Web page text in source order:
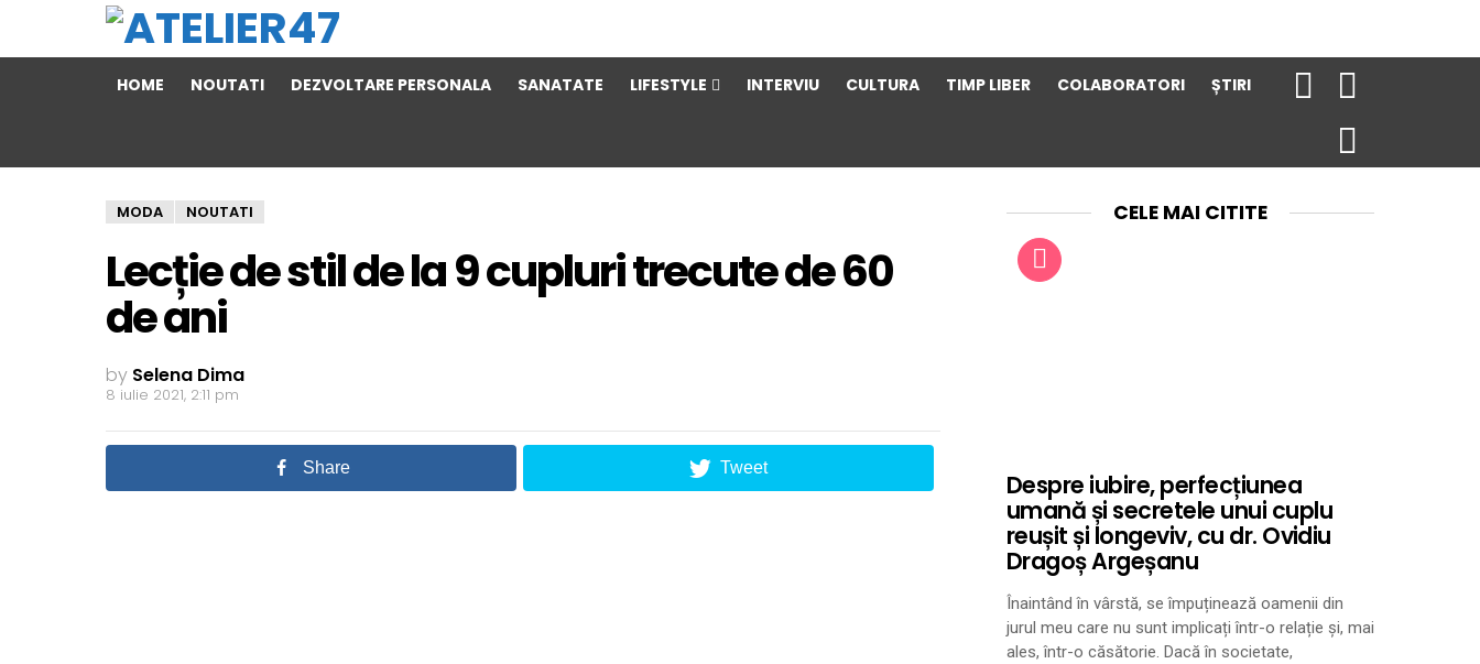
HOME NOUTATI DEZVOLTARE PERSONALA SANATATE LIFESTYLE INTERVIU CULTURA TIMP LIBER COLABORATORI ȘTIRI
MODA NOUTATI
Lecție de stil de la 9 cupluri trecute de 60
de ani
by Selena Dima
8 iulie 2021, 2:11 pm
Share Tweet
CELE MAI CITITE
Despre iubire, perfecțiunea
umană și secretele unui cuplu
reușit și longeviv, cu dr. Ovidiu
Dragoș Argeșanu
Înaintând în vârstă, se împuținează oamenii din
jurul meu care nu sunt implicați într-o relație și, mai
ales, într-o căsătorie. Dacă în societate,